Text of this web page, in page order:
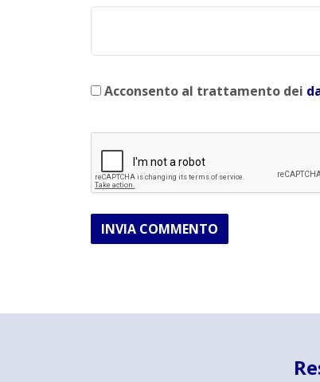
Acconsento al trattamento dei
INVIA COMMENTO